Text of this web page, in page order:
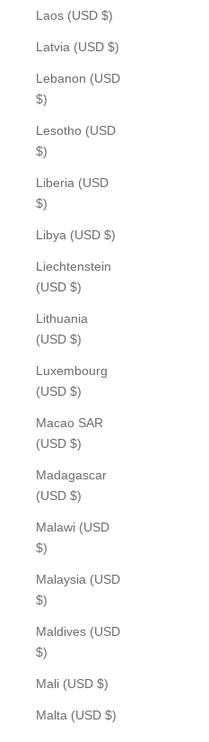
Laos (USD $)
Latvia (USD $)
Lebanon (USD
$)
Lesotho (USD
$)
Liberia (USD
$)
Libya (USD $)
Liechtenstein
(USD $)
Lithuania
(USD $)
Luxembourg
(USD $)
Macao SAR
(USD $)
Madagascar
(USD $)
Malawi (USD
$)
Malaysia (USD
$)
Maldives (USD
$)
Mali (USD $)
Malta (USD $)